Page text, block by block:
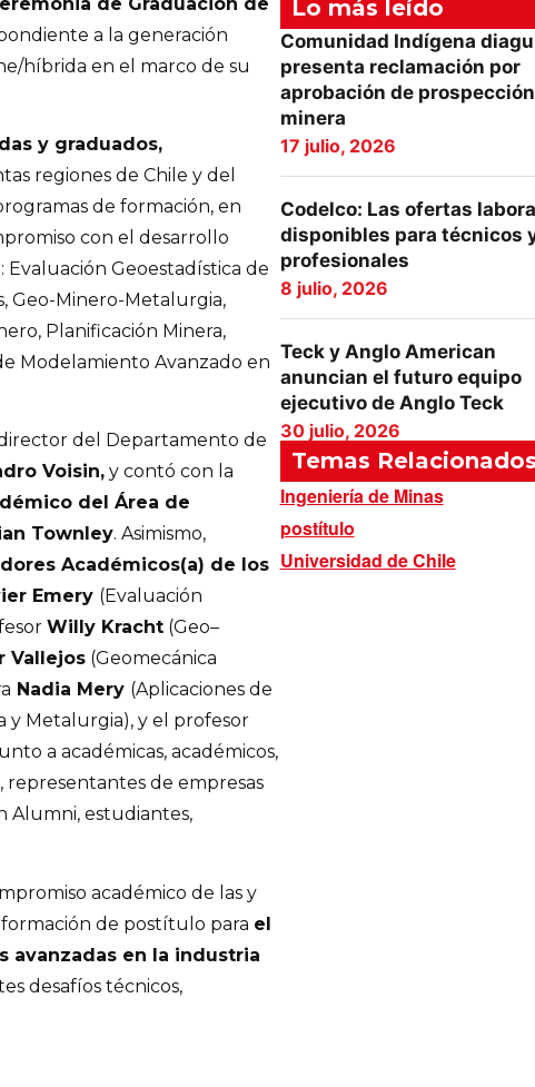
a la generación
híbrida en el marco de su
y graduados,
regiones de Chile y del
de formación, en
con el desarrollo
Geoestadística de
Geo-Minero-Metalurgia,
Planificación Minera,
Modelamiento Avanzado en
del Departamento de
Voisin, y contó con la
del Área de
Townley. Asimismo,
Académicos(a) de los
Emery (Evaluación
Willy Kracht (Geo–
Vallejos (Geomecánica
Nadia Mery (Aplicaciones de
y Metalurgia), y el profesor
a académicas, académicos,
representantes de empresas
Alumni, estudiantes,
académico de las y
de postítulo para el
en la industria
desafíos técnicos,
Lo más leído
Comunidad Indígena
presenta reclamación por
aprobación de prospección
minera
17 julio, 2026
Codelco: Las ofertas
disponibles para técnicos
profesionales
8 julio, 2026
Teck y Anglo American
anuncian el futuro equipo
ejecutivo de Anglo Teck
30 julio, 2026
Temas Relacionados
Ingeniería de Minas
postítulo
Universidad de Chile